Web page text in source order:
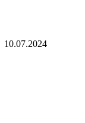
10.07.2024